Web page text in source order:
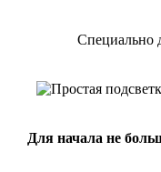
Специально
Для начала не